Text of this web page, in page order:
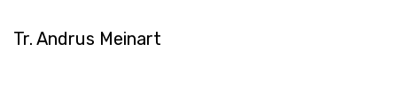
Tr. Andrus Meinart